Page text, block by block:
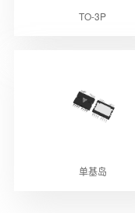
TO-3P
单基岛